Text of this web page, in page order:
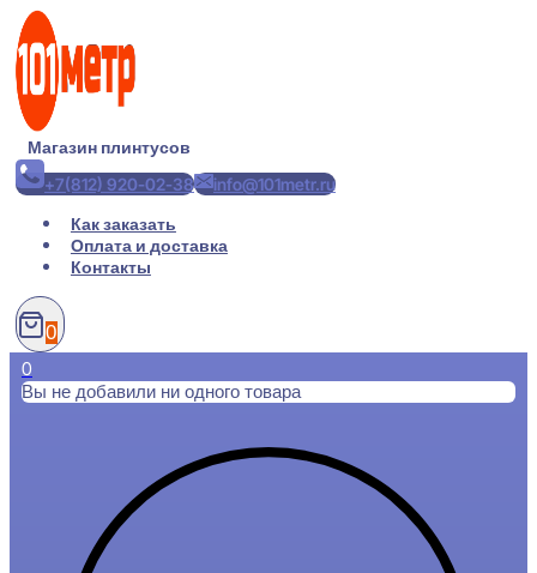
Перейти
содержимому
Магазин плинтусов
+7(812) 920-02-38
info@101metr.ru
Как заказать
Оплата и доставка
Контакты
0
0
Вы не добавили ни одного товара